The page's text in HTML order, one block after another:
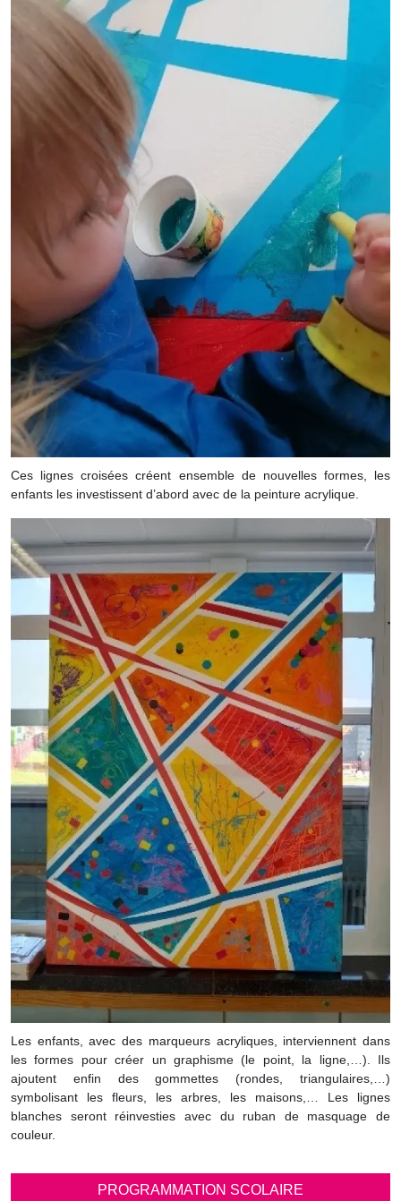
Ces lignes croisées créent ensemble de nouvelles formes, les
enfants les investissent d’abord avec de la peinture acrylique.
Les enfants, avec des marqueurs acryliques, interviennent dans
les formes pour créer un graphisme (le point, la ligne,…). Ils
ajoutent enfin des gommettes (rondes, triangulaires,…)
symbolisant les fleurs, les arbres, les maisons,… Les lignes
blanches seront réinvesties avec du ruban de masquage de
couleur.
PROGRAMMATION SCOLAIRE